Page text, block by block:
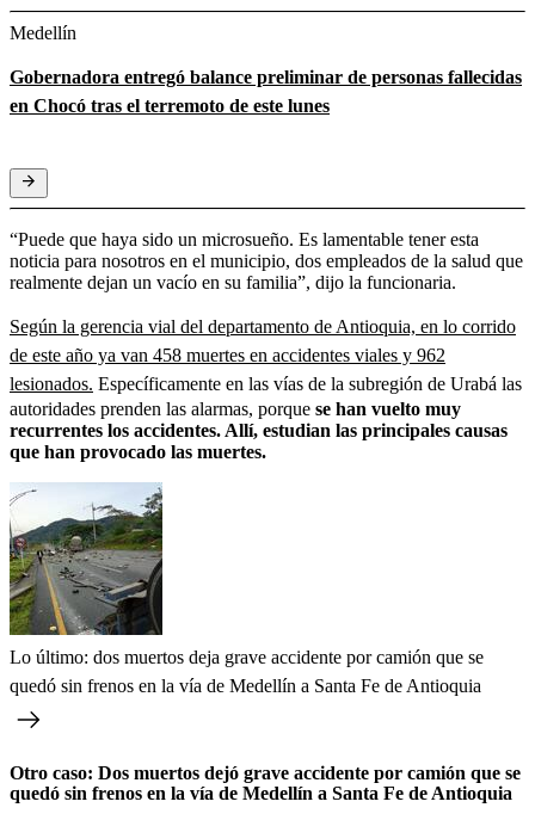
Medellín
Gobernadora entregó balance preliminar de personas fallecidas
en Chocó tras el terremoto de este lunes
“Puede que haya sido un microsueño. Es lamentable tener esta
noticia para nosotros en el municipio, dos empleados de la salud que
realmente dejan un vacío en su familia”, dijo la funcionaria.
Según la gerencia vial del departamento de Antioquia, en lo corrido
de este año ya van 458 muertes en accidentes viales y 962
lesionados. Específicamente en las vías de la subregión de Urabá las
autoridades prenden las alarmas, porque se han vuelto muy
recurrentes los accidentes. Allí, estudian las principales causas
que han provocado las muertes.
Lo último: dos muertos deja grave accidente por camión que se
quedó sin frenos en la vía de Medellín a Santa Fe de Antioquia
Otro caso: Dos muertos dejó grave accidente por camión que se
quedó sin frenos en la vía de Medellín a Santa Fe de Antioquia